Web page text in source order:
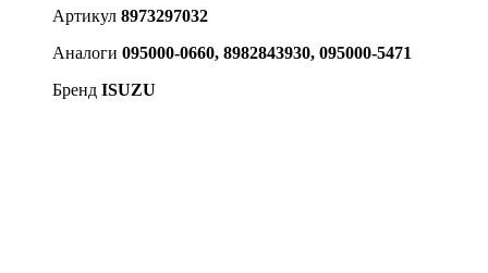
Артикул 8973297032
Аналоги 095000-0660, 8982843930, 095000-5471
Бренд ISUZU